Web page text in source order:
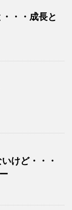
・・成長と
けど・・・